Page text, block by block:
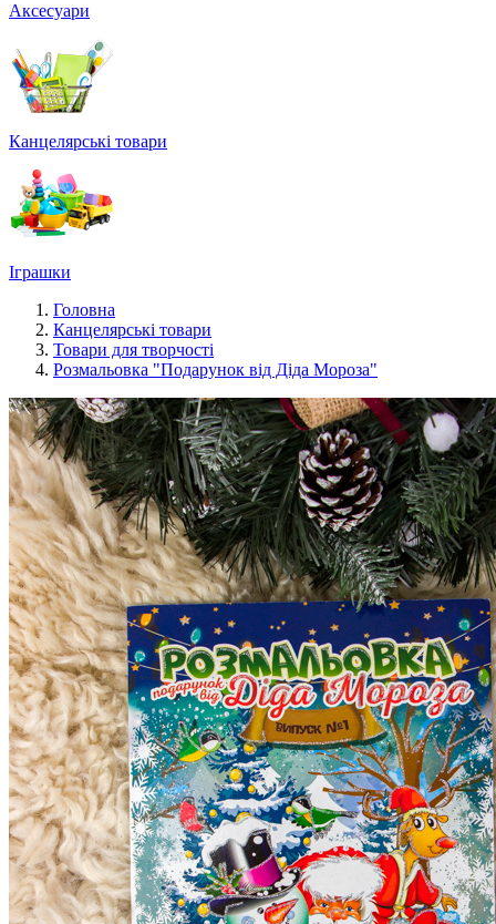
Аксесуари
Канцелярські товари
Іграшки
Головна
Канцелярські товари
Товари для творчості
Розмальовка "Подарунок від Діда Мороза"